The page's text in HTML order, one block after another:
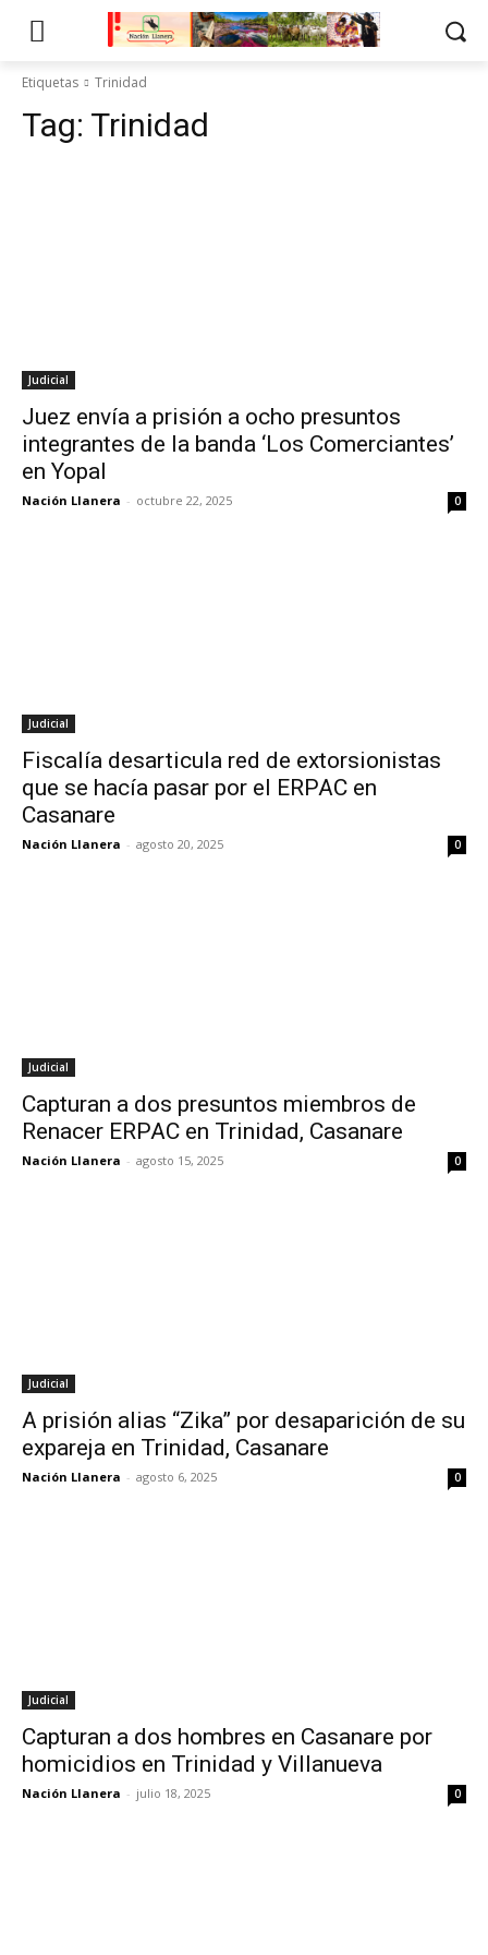
Etiquetas Trinidad
Tag: Trinidad
Judicial
Juez envía a prisión a ocho presuntos
integrantes de la banda ‘Los Comerciantes’
en Yopal
Nación Llanera - octubre 22, 2025 0
Judicial
Fiscalía desarticula red de extorsionistas
que se hacía pasar por el ERPAC en
Casanare
Nación Llanera - agosto 20, 2025 0
Judicial
Capturan a dos presuntos miembros de
Renacer ERPAC en Trinidad, Casanare
Nación Llanera - agosto 15, 2025 0
Judicial
A prisión alias “Zika” por desaparición de su
expareja en Trinidad, Casanare
Nación Llanera - agosto 6, 2025 0
Judicial
Capturan a dos hombres en Casanare por
homicidios en Trinidad y Villanueva
Nación Llanera - julio 18, 2025 0